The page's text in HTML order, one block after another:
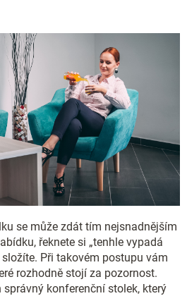
se může zdát tím nejsnadnějším
řeknete si „tenhle vypadá
Při takovém postupu vám
rozhodně stojí za pozornost.
správný konferenční stolek, který